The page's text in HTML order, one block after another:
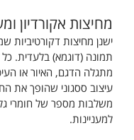
מחיצות אקורדיון
ישנן מחיצות דקורטיביות
תמונה (דוגמא) בלעדית.
מתגלה הדגם, האיור או
עיצוב ססגוני שהופך את
משלבות מספר של חומרי
למעניינות.